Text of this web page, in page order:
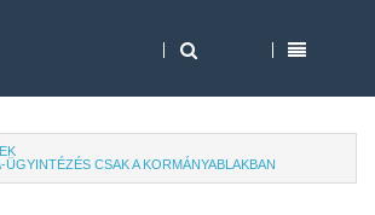
ÜGYINTÉZÉS CSAK A KORMÁNYABLAKBAN